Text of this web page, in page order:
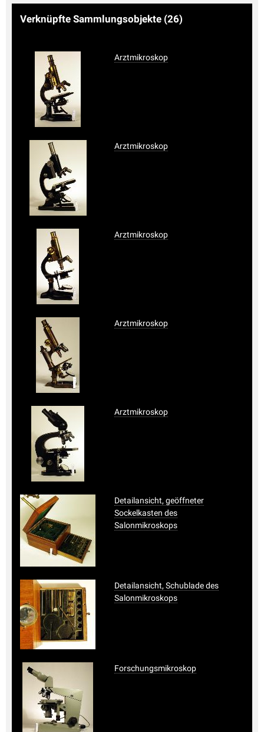
Verknüpfte Sammlungsobjekte (26)
Arztmikroskop
Arztmikroskop
Arztmikroskop
Arztmikroskop
Arztmikroskop
Detailansicht, geöffneter
Sockelkasten des
Salonmikroskops
Detailansicht, Schublade des
Salonmikroskops
Forschungsmikroskop